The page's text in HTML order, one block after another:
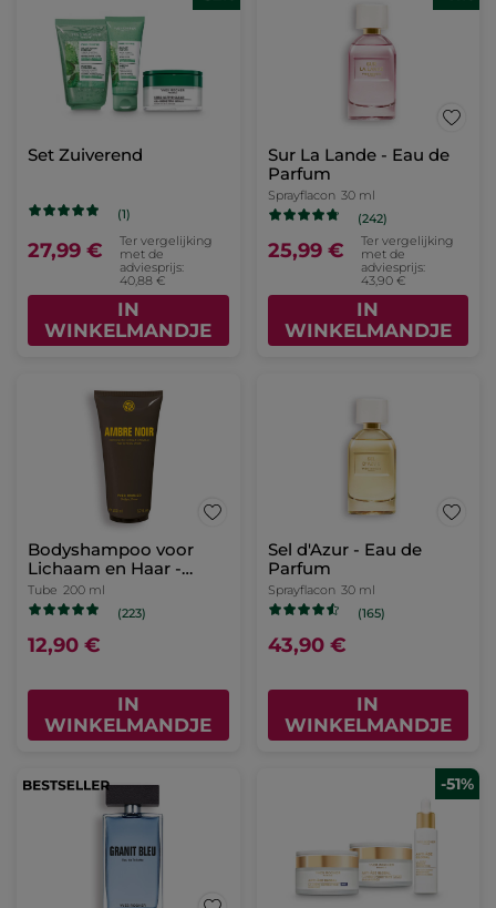
Set Zuiverend
(1)
27,99 €
Ter vergelijking
met de
adviesprijs:
40,88 €
IN
WINKELMANDJE
Sur La Lande - Eau de
Parfum
Sprayflacon 30 ml
(242)
25,99 €
Ter vergelijking
met de
adviesprijs:
43,90 €
IN
WINKELMANDJE
Bodyshampoo voor
Lichaam en Haar -
Ambre Noir
Tube 200 ml
(223)
12,90 €
IN
WINKELMANDJE
Sel d'Azur - Eau de
Parfum
Sprayflacon 30 ml
(165)
43,90 €
IN
WINKELMANDJE
-51%